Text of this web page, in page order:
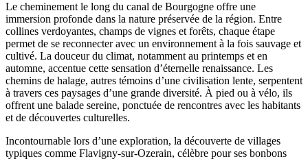
Le cheminement le long du canal de Bourgogne offre une
immersion profonde dans la nature préservée de la région. Entre
collines verdoyantes, champs de vignes et forêts, chaque étape
permet de se reconnecter avec un environnement à la fois sauvage et
cultivé. La douceur du climat, notamment au printemps et en
automne, accentue cette sensation d’éternelle renaissance. Les
chemins de halage, autres témoins d’une civilisation lente, serpentent
à travers ces paysages d’une grande diversité. À pied ou à vélo, ils
offrent une balade sereine, ponctuée de rencontres avec les habitants
et de découvertes culturelles.
Incontournable lors d’une exploration, la découverte de villages
typiques comme Flavigny-sur-Ozerain, célèbre pour ses bonbons